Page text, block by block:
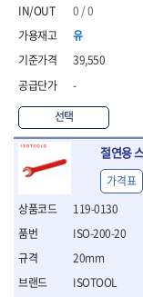
- 절연니퍼
- 절연가위
- 절연비트
- 절연라쳇렌치
- 절연라쳇렌치세트
- 절연볼트커터
- 절연아답타
- 절연펀치
- 기타
- 방폭연결대
- 방폭니퍼
- 방폭펜치
0 / 0
유
39,550
-
선택
절연용
119-0130
ISOTOOL
ISO-200-20
20mm
가격표